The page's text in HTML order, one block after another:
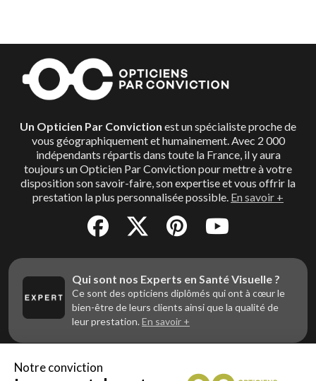
Un Opticien Par Conviction est un spécialiste proche de
vous géographiquement et humainement. Avec 2 000
indépendants répartis dans toute la France, il y aura
toujours un Opticien Par Conviction pour mettre à votre
disposition son savoir-faire, son expertise et vous offrir la
prestation la plus personnalisée possible. En savoir +
Qui sont nos Experts en Santé Visuelle ?
Ce sont des opticiens diplômés qui ont à cœur le
bien-être de leurs clients ainsi que la qualité de
leur prestation.En savoir +
Notre conviction